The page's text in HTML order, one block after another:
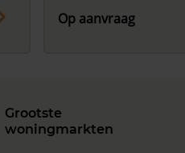
Op aanvraag
Grootste
woningmarkten